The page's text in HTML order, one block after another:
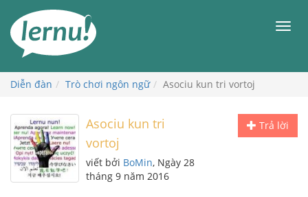
đến
phần
dung
Diễn đàn Trò chơi ngôn ngữ Asociu kun tri vortoj
Trả lời
Asociu kun tri
vortoj
viết bởi BoMin, Ngày 28
tháng 9 năm 2016